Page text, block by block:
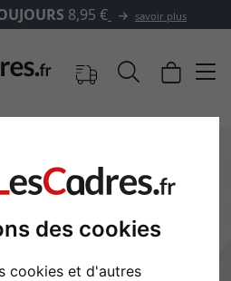
des cookies
cookies et d'autres
8,95 € savoir plus